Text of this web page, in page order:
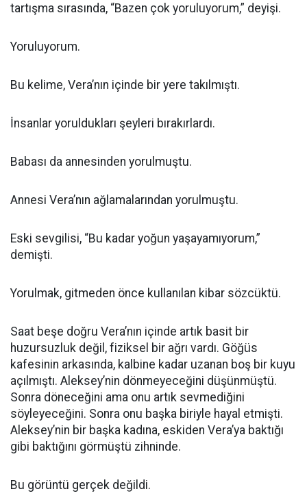
tartışma sırasında, “Bazen çok yoruluyorum,” deyişi.
Yoruluyorum.
Bu kelime, Vera’nın içinde bir yere takılmıştı.
İnsanlar yoruldukları şeyleri bırakırlardı.
Babası da annesinden yorulmuştu.
Annesi Vera’nın ağlamalarından yorulmuştu.
Eski sevgilisi, “Bu kadar yoğun yaşayamıyorum,”
demişti.
Yorulmak, gitmeden önce kullanılan kibar sözcüktü.
Saat beşe doğru Vera’nın içinde artık basit bir
huzursuzluk değil, fiziksel bir ağrı vardı. Göğüs
kafesinin arkasında, kalbine kadar uzanan boş bir kuyu
açılmıştı. Aleksey’nin dönmeyeceğini düşünmüştü.
Sonra döneceğini ama onu artık sevmediğini
söyleyeceğini. Sonra onu başka biriyle hayal etmişti.
Aleksey’nin bir başka kadına, eskiden Vera’ya baktığı
gibi baktığını görmüştü zihninde.
Bu görüntü gerçek değildi.